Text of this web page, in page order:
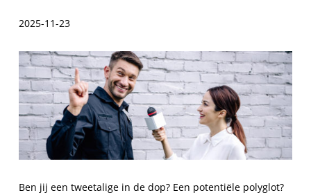
2025-11-23
Ben jij een tweetalige in de dop? Een potentiële polyglot?